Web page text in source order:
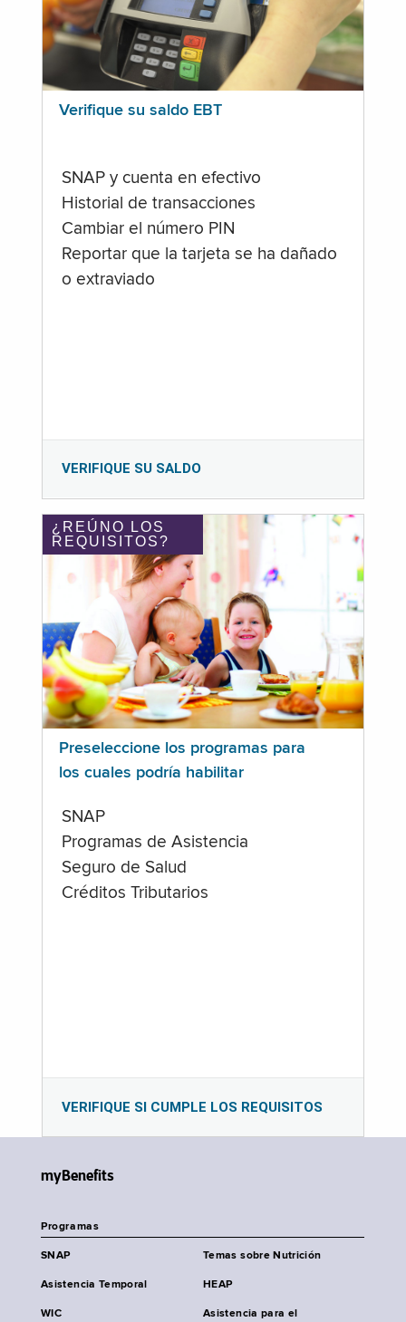
Verifique su saldo EBT
SNAP y cuenta en efectivo
Historial de transacciones
Cambiar el número PIN
Reportar que la tarjeta se ha dañado
o extraviado
VERIFIQUE SU SALDO
¿REÚNO LOS
REQUISITOS?
Preseleccione los programas para
los cuales podría habilitar
SNAP
Programas de Asistencia
Seguro de Salud
Créditos Tributarios
VERIFIQUE SI CUMPLE LOS REQUISITOS
myBenefits
Programas
SNAP Temas sobre Nutrición
Asistencia Temporal HEAP
WIC
Asistencia para el